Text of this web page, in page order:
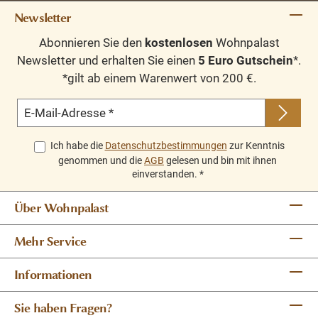
Fazit
Der Landhaus Mehrzweckschrank aus massiver Kiefer
vereint hochwertige Handwerkskunst, langlebige
Qualität und zeitlose Eleganz. Dank seiner vielseitigen
Nutzungsmöglichkeiten eignet er sich perfekt als
Wohnzimmerschrank, Dielenschrank oder
Vorratsschrank. Ein stilvolles Massivholzmöbel mit viel
Stauraum, das durch seine natürliche Ausstrahlung und
robuste Verarbeitung überzeugt.
Newsletter
Abonnieren Sie den kostenlosen Wohnpalast
Newsletter und erhalten Sie einen 5 Euro Gutschein*.
*gilt ab einem Warenwert von 200 €.
E-Mail-Adresse *
Ich habe die Datenschutzbestimmungen zur Kenntnis
genommen und dieAGB gelesen und bin mit ihnen
einverstanden. *
Über Wohnpalast
Mehr Service
Informationen
Sie haben Fragen?